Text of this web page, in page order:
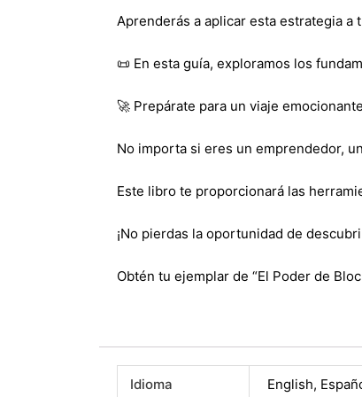
Aprenderás a aplicar esta estrategia
📜 En esta guía, exploramos los
🚀 Prepárate para un viaje
No importa si eres un emprendedor,
Este libro te proporcionará las
¡No pierdas la oportunidad de
Obtén tu ejemplar de “El Poder de
Idioma English,